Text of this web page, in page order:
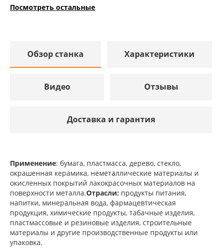
Посмотреть остальные
Обзор станка Характеристики
Видео Отзывы
Доставка и гарантия
Применение: бумага, пластмасса, дерево, стекло,
окрашенная керамика, неметаллические материалы и
окисленных покрытий лакокрасочных материалов на
поверхности металла.Отрасли: продукты питания,
напитки, минеральная вода, фармацевтическая
продукция, химические продукты, табачные изделия,
пластмассовые и резиновые изделия, строительные
материалы и другие производственные продукты или
упаковка.